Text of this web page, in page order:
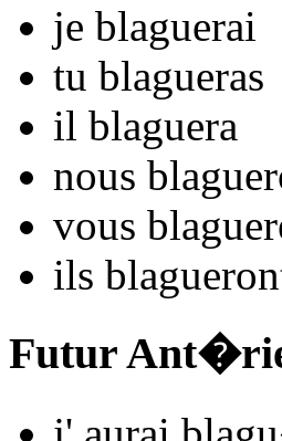
je blaguerai
tu blagueras
il blaguera
nous blaguer
vous blaguer
ils blaguer
Futur